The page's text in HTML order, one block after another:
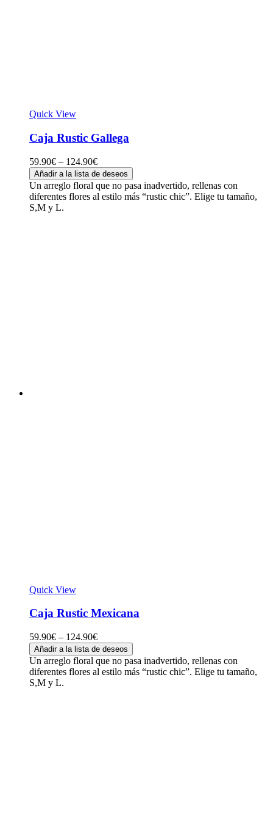
Quick View
Caja Rustic Gallega
59.90€ – 124.90€
Añadir a la lista de deseos
Un arreglo floral que no pasa inadvertido, rellenas con
diferentes flores al estilo más “rustic chic”. Elige tu tamaño,
S,M y L.
Quick View
Caja Rustic Mexicana
59.90€ – 124.90€
Añadir a la lista de deseos
Un arreglo floral que no pasa inadvertido, rellenas con
diferentes flores al estilo más “rustic chic”. Elige tu tamaño,
S,M y L.